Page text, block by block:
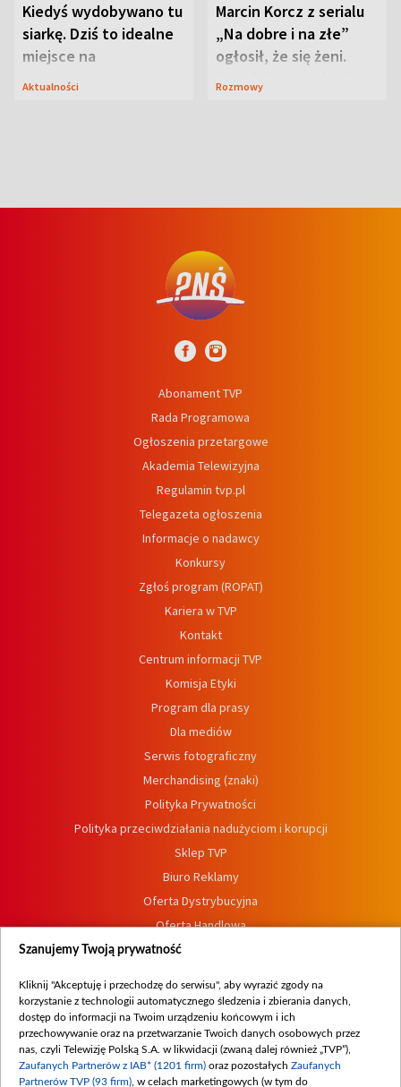
Kiedyś wydobywano tu
siarkę. Dziś to idealne
miejsce na
wypoczynek
Aktualności
Marcin Korcz z serialu
„Na dobre i na złe”
ogłosił, że się żeni.
Zdradził, co zmienił
Rozmowy
Abonament TVP
Rada Programowa
Ogłoszenia przetargowe
Akademia Telewizyjna
Regulamin tvp.pl
Telegazeta ogłoszenia
Informacje o nadawcy
Konkursy
Zgłoś program (ROPAT)
Kariera w TVP
Kontakt
Centrum informacji TVP
Komisja Etyki
Program dla prasy
Dla mediów
Serwis fotograficzny
Merchandising (znaki)
Polityka Prywatności
Polityka przeciwdziałania nadużyciom i korupcji
Sklep TVP
Biuro Reklamy
Oferta Dystrybucyjna
Oferta Handlowa
Dostępność
Procedura zgłoszeń wewnętrznych
Szanujemy Twoją prywatność
Kliknij "Akceptuję i przechodzę do serwisu", aby wyrazić zgody na
korzystanie z technologii automatycznego śledzenia i zbierania danych,
dostęp do informacji na Twoim urządzeniu końcowym i ich
przechowywanie oraz na przetwarzanie Twoich danych osobowych przez
nas, czyli Telewizję Polską S.A. w likwidacji (zwaną dalej również „TVP”),
Zaufanych Partnerów z IAB* (1201 firm) oraz pozostałych Zaufanych
Partnerów TVP (93 firm) , w celach marketingowych (w tym do